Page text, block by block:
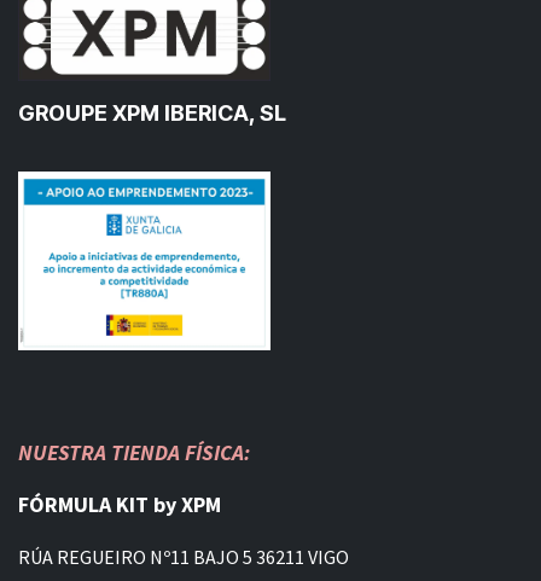
GROUPE XPM IBERICA, SL
NUESTRA TIENDA FÍSICA:
FÓRMULA KIT by XPM
RÚA REGUEIRO Nº11 BAJO 5 36211 VIGO